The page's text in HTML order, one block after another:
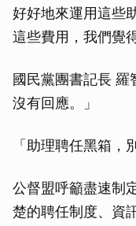
好好地來運用這些
這些費用，我們覺
國民黨團書記長 羅
沒有回應。」
「助理聘任黑箱，
公督盟呼籲盡速制
楚的聘任制度、資